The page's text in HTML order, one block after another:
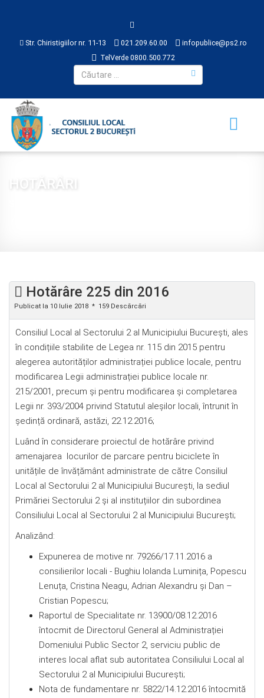
Str. Chiristigiilor nr. 11-13 021.209.60.00
infopublice@ps2.ro
TelVerde 0800.500.772
HOTĂRÂRI
Hotărâre 225 din 2016
Publicat la 10 Iulie 2018 159 Descărcări
Consiliul Local al Sectorului 2 al Municipiului București, ales
în condițiile stabilite de Legea nr. 115 din 2015 pentru
alegerea autorităților administrației publice locale, pentru
modificarea Legii administrației publice locale nr.
215/2001, precum şi pentru modificarea şi completarea
Legii nr. 393/2004 privind Statutul aleșilor locali, întrunit în
ședință ordinară, astăzi, 22.12.2016;
Luând în considerare proiectul de hotărâre privind
amenajarea locurilor de parcare pentru biciclete în
unitățile de învățământ administrate de către Consiliul
Local al Sectorului 2 al Municipiului București, la sediul
Primăriei Sectorului 2 și al instituțiilor din subordinea
Consiliului Local al Sectorului 2 al Municipiului București;
Analizând:
Expunerea de motive nr. 79266/17.11.2016 a
consilierilor locali - Bughiu Iolanda Luminița, Popescu
Lenuța, Cristina Neagu, Adrian Alexandru și Dan –
Cristian Popescu;
Raportul de Specialitate nr. 13900/08.12.2016
întocmit de Directorul General al Administrației
Domeniului Public Sector 2, serviciu public de
interes local aflat sub autoritatea Consiliului Local al
Sectorului 2 al Municipiului București;
Nota de fundamentare nr. 5822/14.12.2016 întocmită